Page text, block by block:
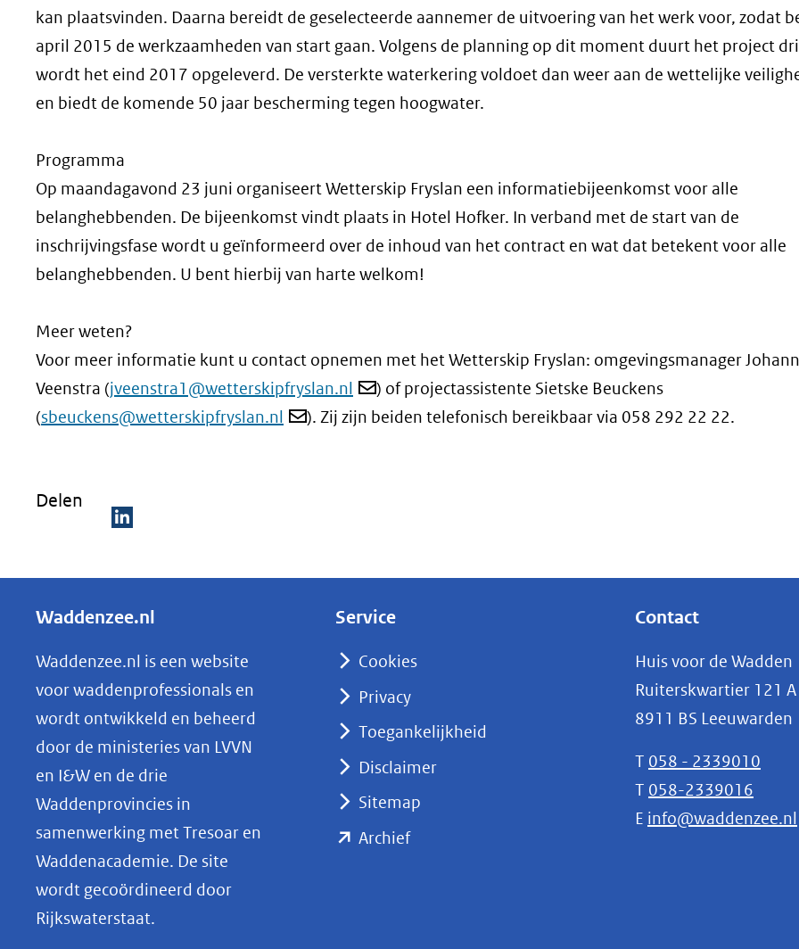
kan plaatsvinden. Daarna bereidt de geselecteerde aannemer de uitvoering van het werk voor, zodat
april 2015 de werkzaamheden van start gaan. Volgens de planning op dit moment duurt het project
wordt het eind 2017 opgeleverd. De versterkte waterkering voldoet dan weer aan de wettelijke
en biedt de komende 50 jaar bescherming tegen hoogwater.
Programma
Op maandagavond 23 juni organiseert Wetterskip Fryslan een informatiebijeenkomst voor alle
belanghebbenden. De bijeenkomst vindt plaats in Hotel Hofker. In verband met de start van de
inschrijvingsfase wordt u geïnformeerd over de inhoud van het contract en wat dat betekent voor alle
belanghebbenden. U bent hierbij van harte welkom!
Meer weten?
Voor meer informatie kunt u contact opnemen met het Wetterskip Fryslan: omgevingsmanager
Veenstra (jveenstra1@wetterskipfryslan.nl
) of projectassistente Sietske Beuckens
(sbeuckens@wetterskipfryslan.nl ). Zij zijn beiden telefonisch bereikbaar via 058 292 22 22.
Delen
e
e
n
o
p
L
k
e
d
I
n
Waddenzee.nl
Waddenzee.nl is een website
voor waddenprofessionals en
wordt ontwikkeld en beheerd
door de ministeries van LVVN
en I&W en de drie
Waddenprovincies in
samenwerking met Tresoar en
Waddenacademie. De site
wordt gecoördineerd door
Rijkswaterstaat.
Service
Cookies
Privacy
Toegankelijkheid
Disclaimer
Sitemap
Archief(opent
Contact
Huis voor de Wadden
Ruiterskwartier 121 A
8911 BS Leeuwarden
T 058 - 2339010
T 058-2339016
E info@waddenzee.nl